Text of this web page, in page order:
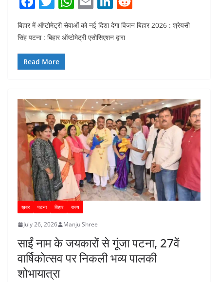
a
c
e
b
o
k
w
itt
er
h
at
s
p
m
ai
n
k
e
e
d
बिहार में ऑप्टोमेट्री सेवाओं को नई दिशा देगा विजन बिहार 2026 : श्रेयसी
सिंह पटना : बिहार ऑप्टोमेट्री एसोसिएशन द्वारा
Read More
ख़बर पटना बिहार राज्य
July 26, 2026 Manju Shree
साईं नाम के जयकारों से गूंजा पटना, 27वें
वार्षिकोत्सव पर निकली भव्य पालकी
शोभायात्रा